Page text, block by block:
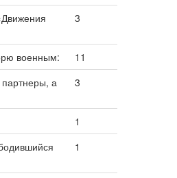
3
военным:
11
а
3
1
1